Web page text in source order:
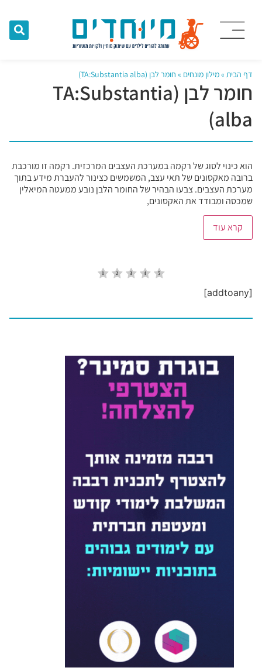
דף הבית »מילון מונחים » חומר לבן (TA:Substantia alba)
חומר לבן (TA:Substantia
alba)
הוא כינוי לסוג של רקמה במערכת העצבים המרכזית. רקמה זו מורכבת
ברובה מאקסונים של תאי עצב, המשמשים כצינור להעברת מידע בתוך
מערכת העצבים. צבעו הבהיר של החומר הלבן נובע ממעטה המיאלין
שמכסה ומבודד את האקסונים,
קרא עוד
[addtoany]